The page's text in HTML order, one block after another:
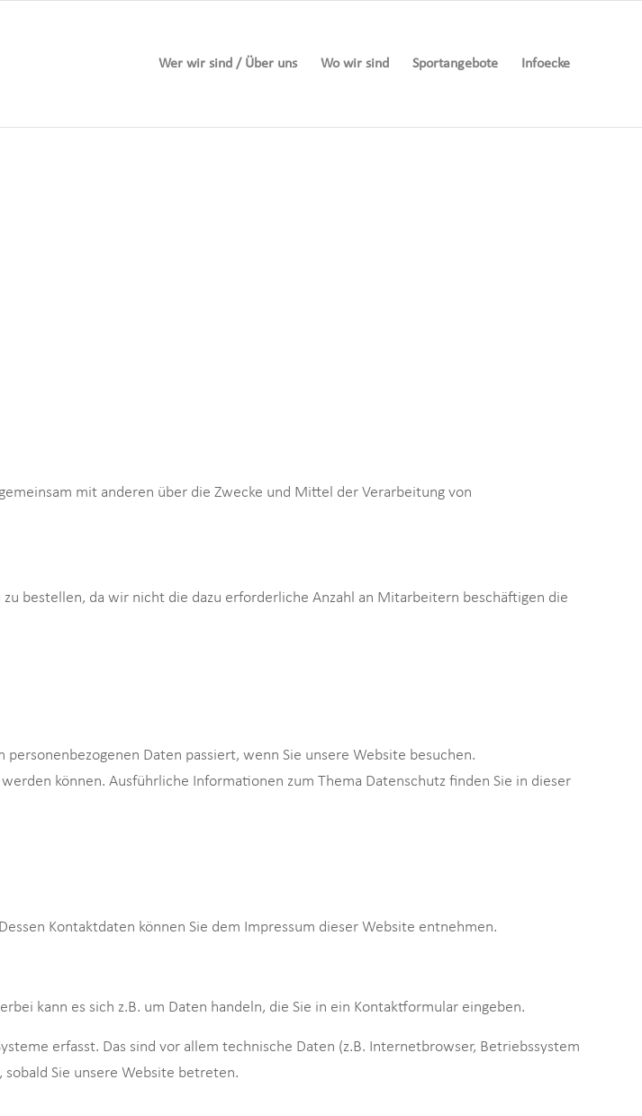
Wer wir sind / Über uns Wo wir sind Sportangebote Infoecke
mit anderen über die Zwecke und Mittel der Verarbeitung von
bestellen, da wir nicht die dazu erforderliche Anzahl an Mitarbeitern beschäftigen die
Daten passiert, wenn Sie unsere Website besuchen.
können. Ausführliche Informationen zum Thema Datenschutz finden Sie in dieser
Kontaktdaten können Sie dem Impressum dieser Website entnehmen.
kann es sich z.B. um Daten handeln, die Sie in ein Kontaktformular eingeben.
erfasst. Das sind vor allem technische Daten (z.B. Internetbrowser, Betriebssystem
Sie unsere Website betreten.